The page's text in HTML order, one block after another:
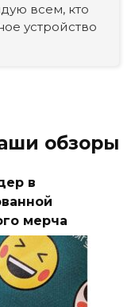
всем, кто
устройство
обзоры
в
мерча